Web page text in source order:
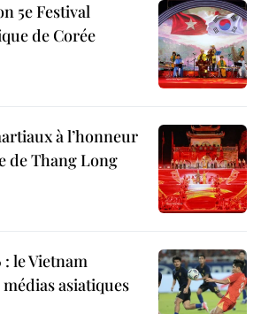
5e Festival
de Corée
à l’honneur
de Thang Long
: le Vietnam
asiatiques